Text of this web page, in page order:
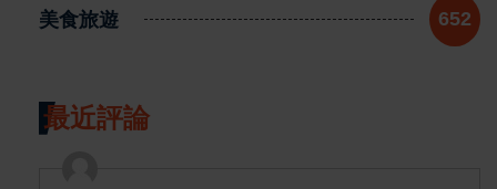
美食旅遊 652
最近評論